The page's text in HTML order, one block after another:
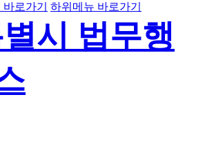
로가기 하위메뉴 바로가기